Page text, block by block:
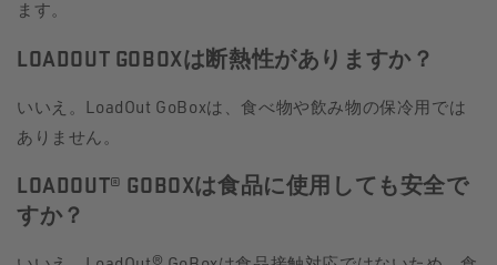
ます。
LOADOUT GOBOXは断熱性がありますか？
いいえ。LoadOut GoBoxは、食べ物や飲み物の保冷用では
ありません。
LOADOUT® GOBOXは食品に使用しても安全で
すか？